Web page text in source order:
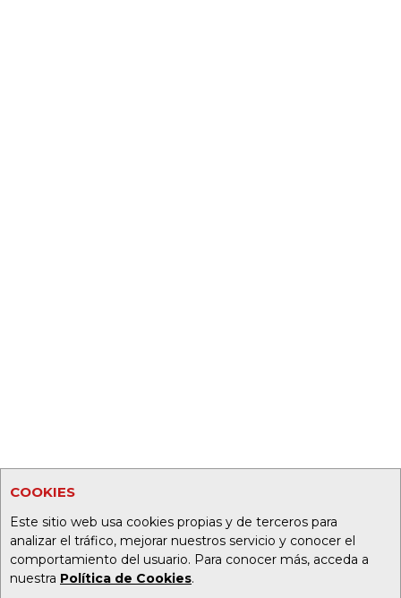
COOKIES
Este sitio web usa cookies propias y de terceros para
analizar el tráfico, mejorar nuestros servicio y conocer el
comportamiento del usuario. Para conocer más, acceda a
nuestra Política de Cookies.